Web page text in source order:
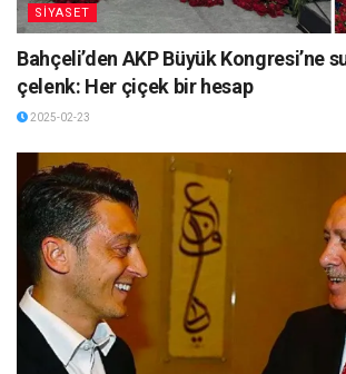
SİYASET
Bahçeli’den AKP Büyük Kongresi’ne
çelenk: Her çiçek bir hesap
2025-02-23